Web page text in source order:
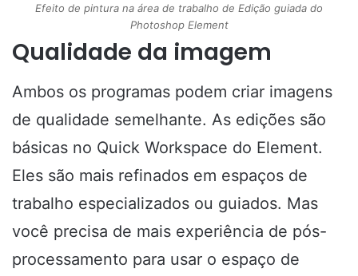
Efeito de pintura na área de trabalho de Edição guiada do
Photoshop Element
Qualidade da imagem
Ambos os programas podem criar imagens
de qualidade semelhante. As edições são
básicas no Quick Workspace do Element.
Eles são mais refinados em espaços de
trabalho especializados ou guiados. Mas
você precisa de mais experiência de pós-
processamento para usar o espaço de